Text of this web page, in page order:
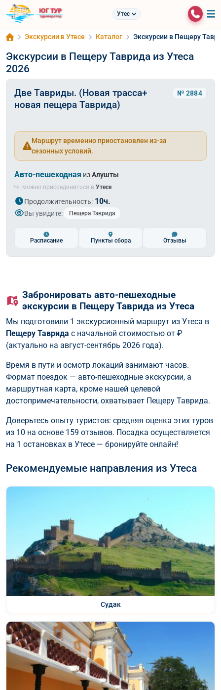
Утес
Экскурсии в Утесе Каталог Экскурсии в Пещеру
Экскурсии в Пещеру Таврида из Утеса
2026
Две Тавриды. (Новая трасса+
новая пещера Таврида)
№ 2884
Маршрут временно приостановлен из-за
сезонных условий.
Авто-пешеходная изАлушты
можно присоединиться в Утесе
Продолжительность: 10ч.
Вы увидите: Пещера Таврида
Расписание Пункты сбора Отзывы
Забронировать авто-пешеходные
экскурсии в Пещеру Таврида из Утеса
Мы подготовили 1 экскурсионный маршрут из Утеса в
Пещеру Таврида с начальной стоимостью от ₽
(актуально на август-сентябрь 2026 года).
Время в пути и осмотр локаций занимают часов.
Формат поездок — авто-пешеходные экскурсии, а
маршрутная карта, кроме нашей целевой
достопримечательности, охватывает Пещеру Таврида.
Доверьтесь опыту туристов: средняя оценка этих туров
из 10 на основе 159 отзывов. Посадка осуществляется
на 1 остановках в Утесе — бронируйте онлайн!
Рекомендуемые направления из Утеса
Судак